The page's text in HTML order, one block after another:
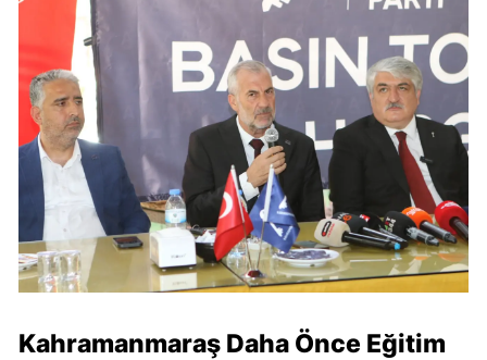
Kahramanmaraş Daha Önce Eğitim